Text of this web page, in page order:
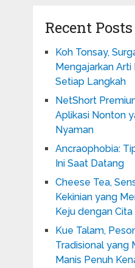
Recent Posts
Koh Tonsay,
Mengajarkan
Setiap Langkah
NetShort
Aplikasi Nonton
Nyaman
Ancraophobia:
Ini Saat Datang
Cheese Tea,
Kekinian yang
Keju dengan
Kue Talam,
Tradisional yang
Manis Penuh